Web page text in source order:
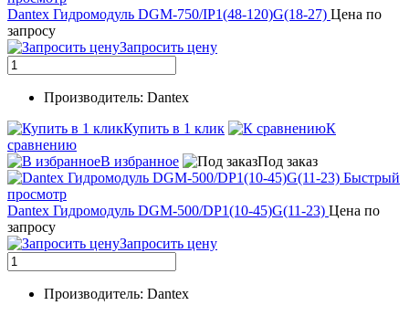
Dantex Гидромодуль DGM-750/IP1(48-120)G(18-27) Цена по
запросу
Запросить цену
Производитель: Dantex
Купить в 1 клик
К
сравнению
В избранное
Под заказ
Быстрый
просмотр
Dantex Гидромодуль DGM-500/DP1(10-45)G(11-23) Цена по
запросу
Запросить цену
Производитель: Dantex